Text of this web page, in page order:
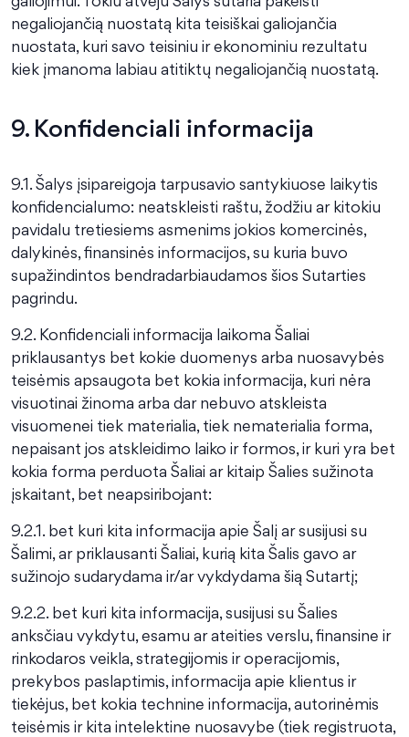
negaliojančią nuostatą kita teisiškai galiojančia
nuostata, kuri savo teisiniu ir ekonominiu rezultatu
kiek įmanoma labiau atitiktų negaliojančią nuostatą.
9. Konfidenciali informacija
9.1. Šalys įsipareigoja tarpusavio santykiuose laikytis
konfidencialumo: neatskleisti raštu, žodžiu ar kitokiu
pavidalu tretiesiems asmenims jokios komercinės,
dalykinės, finansinės informacijos, su kuria buvo
supažindintos bendradarbiaudamos šios Sutarties
pagrindu.
9.2. Konfidenciali informacija laikoma Šaliai
priklausantys bet kokie duomenys arba nuosavybės
teisėmis apsaugota bet kokia informacija, kuri nėra
visuotinai žinoma arba dar nebuvo atskleista
visuomenei tiek materialia, tiek nematerialia forma,
nepaisant jos atskleidimo laiko ir formos, ir kuri yra bet
kokia forma perduota Šaliai ar kitaip Šalies sužinota
įskaitant, bet neapsiribojant:
9.2.1. bet kuri kita informacija apie Šalį ar susijusi su
Šalimi, ar priklausanti Šaliai, kurią kita Šalis gavo ar
sužinojo sudarydama ir/ar vykdydama šią Sutartį;
9.2.2. bet kuri kita informacija, susijusi su Šalies
anksčiau vykdytu, esamu ar ateities verslu, finansine ir
rinkodaros veikla, strategijomis ir operacijomis,
prekybos paslaptimis, informacija apie klientus ir
tiekėjus, bet kokia technine informacija, autorinėmis
teisėmis ir kita intelektine nuosavybe (tiek registruota,